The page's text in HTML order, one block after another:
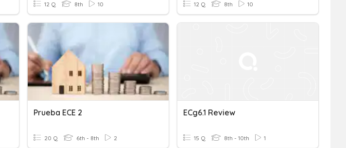
12 Q 8th 10 12 Q 8th 10
Prueba ECE 2
20 Q 6th - 8th 2
ECg6.1 Review
15 Q 8th - 10th 1